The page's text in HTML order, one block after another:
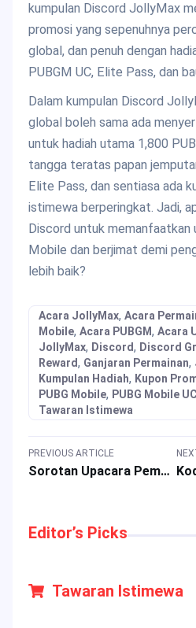
kumpulan Discord JollyMax
promosi yang sepenuhnya
global, dan penuh dengan
PUBGM UC, Elite Pass, dan
Dalam kumpulan Discord
global boleh sama ada
untuk hadiah utama 1,800
tangga teratas papan
Elite Pass, dan sentiasa ada
istimewa berperingkat. Jadi,
Discord untuk memanfaatkan
Mobile dan berjimat demi
lebih baik?
Acara JollyMax, Acara
Mobile, Acara PUBGM, Acara
JollyMax, Discord, Discord
Reward, Ganjaran Permainan,
Kumpulan Hadiah, Kupon
PUBG Mobile, PUBG Mobile UC
Tawaran Istimewa
PREVIOUS ARTICLE
Sorotan Upacara Pembukaan Kejohanan Dunia M7 MLBB
Editor’s Picks
Tawaran Istimewa